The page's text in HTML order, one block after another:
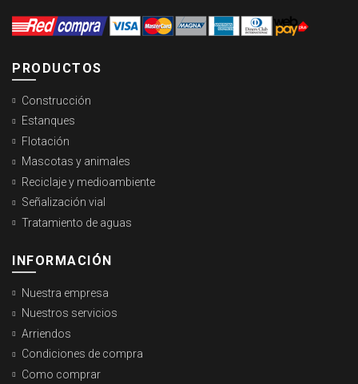
PRODUCTOS
Construcción
Estanques
Flotación
Mascotas y animales
Reciclaje y medioambiente
Señalización vial
Tratamiento de aguas
INFORMACIÓN
Nuestra empresa
Nuestros servicios
Arriendos
Condiciones de compra
Como comprar